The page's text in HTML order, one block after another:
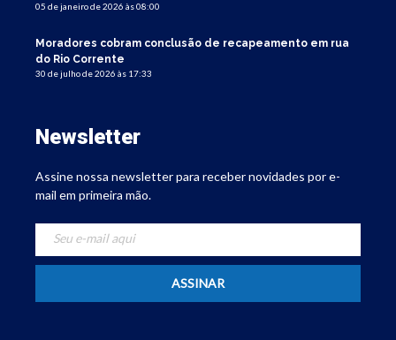
05 de janeiro de 2026 às 08:00
Moradores cobram conclusão de recapeamento em rua
do Rio Corrente
30 de julho de 2026 às 17:33
Newsletter
Assine nossa newsletter para receber novidades por e-
mail em primeira mão.